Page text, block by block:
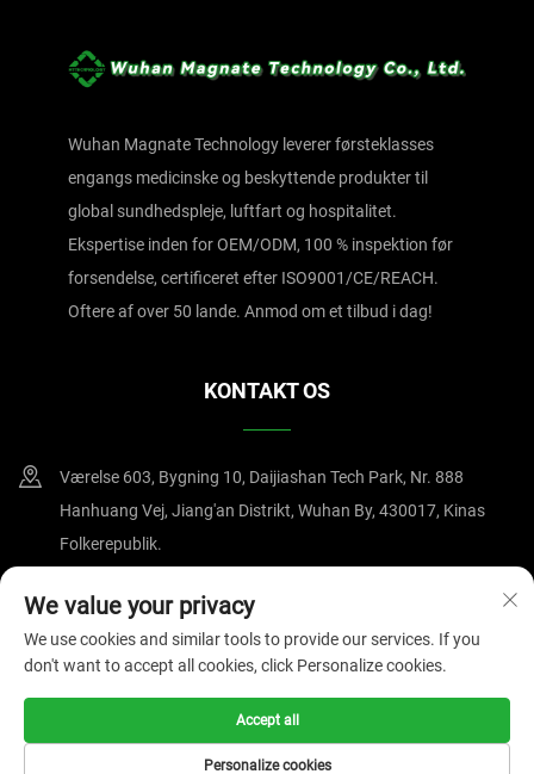
Wuhan Magnate Technology leverer førsteklasses
engangs medicinske og beskyttende produkter til
global sundhedspleje, luftfart og hospitalitet.
Ekspertise inden for OEM/ODM, 100 % inspektion før
forsendelse, certificeret efter ISO9001/CE/REACH.
Oftere af over 50 lande. Anmod om et tilbud i dag!
KONTAKT OS
Værelse 603, Bygning 10, Daijiashan Tech Park, Nr. 888
Hanhuang Vej, Jiang'an Distrikt, Wuhan By, 430017, Kinas
Folkerepublik.
+86-15607122519
[email protected]
Copyright © 2025 af Wuhan Magnate Technology Co., Ltd.
Privatlivspolitik
We value your privacy
We use cookies and similar tools to provide our services. If you
don't want to accept all cookies, click Personalize cookies.
Personalize cookies
Accept all